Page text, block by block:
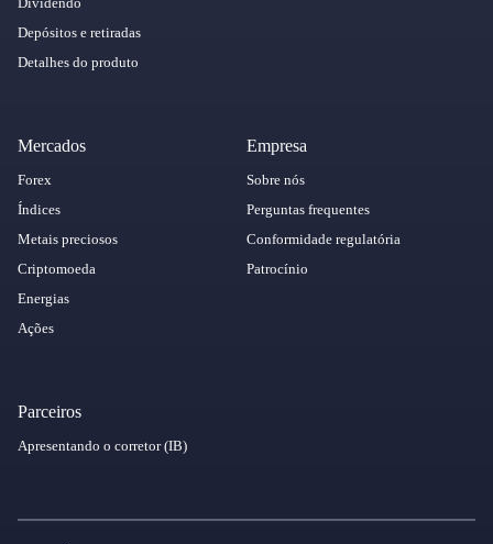
Dividendo
Depósitos e retiradas
Detalhes do produto
Mercados
Forex
Índices
Metais preciosos
Criptomoeda
Energias
Ações
Empresa
Sobre nós
Perguntas frequentes
Conformidade regulatória
Patrocínio
Parceiros
Apresentando o corretor (IB)